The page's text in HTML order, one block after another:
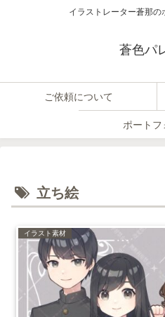
イラストレーター蒼那の
蒼色パ
ご依頼について
ポートフ
立ち絵
イラスト素材